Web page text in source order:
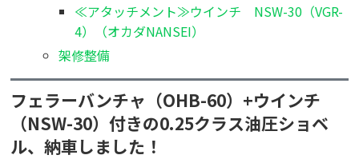
≪アタッチメント≫ウインチ NSW-30（VGR-
4）（オカダNANSEI）
架修整備
フェラーバンチャ（OHB-60）+ウインチ
（NSW-30）付きの0.25クラス油圧ショベ
ル、納車しました！